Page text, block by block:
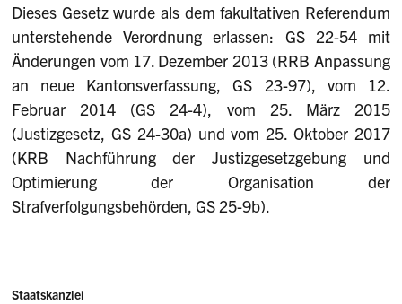
Dieses Gesetz wurde als dem fakultativen Referendum
unterstehende Verordnung erlassen: GS 22-54 mit
Änderungen vom 17. Dezember 2013 (RRB Anpassung
an neue Kantonsverfassung, GS 23-97), vom 12.
Februar 2014 (GS 24-4), vom 25. März 2015
(Justizgesetz, GS 24-30a) und vom 25. Oktober 2017
(KRB Nachführung der Justizgesetzgebung und
Optimierung der Organisation der
Strafverfolgungsbehörden, GS 25-9b).
Adresse
Staatskanzlei